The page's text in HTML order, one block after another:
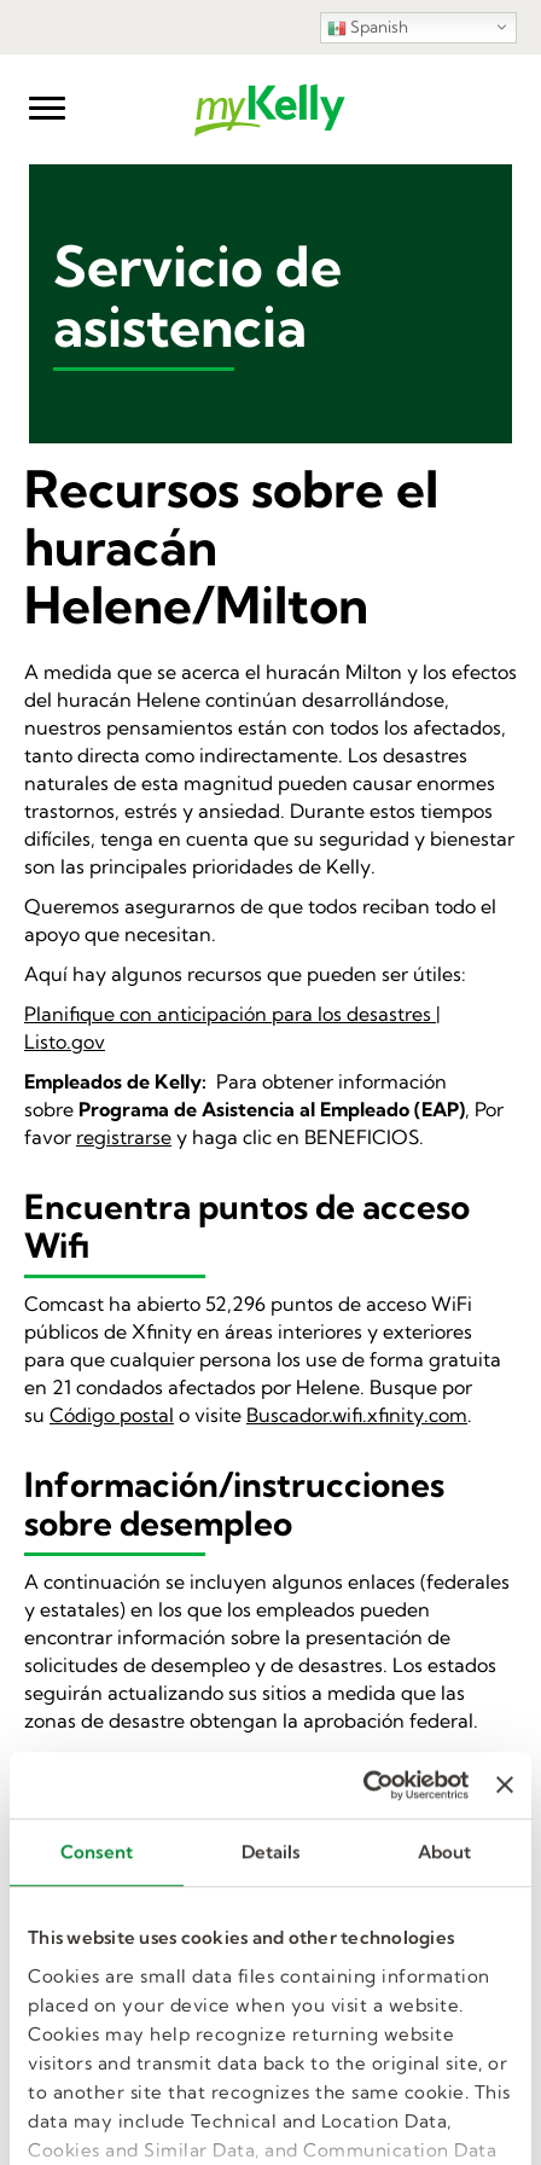
Consent Details About
This website uses cookies and other technologies
Cookies are small data files containing information
placed on your device when you visit a website.
Cookies may help recognize returning website
visitors and transmit data back to the original site, or
to another site that recognizes the same cookie. This
data may include Technical and Location Data,
Cookies and Similar Data, and Communication Data
Spanish
Servicio de
asistencia
Recursos sobre el
huracán
Helene/Milton
A medida que se acerca el huracán Milton y los efectos
del huracán Helene continúan desarrollándose,
nuestros pensamientos están con todos los afectados,
tanto directa como indirectamente. Los desastres
naturales de esta magnitud pueden causar enormes
trastornos, estrés y ansiedad. Durante estos tiempos
difíciles, tenga en cuenta que su seguridad y bienestar
son las principales prioridades de Kelly.
Queremos asegurarnos de que todos reciban todo el
apoyo que necesitan.
Aquí hay algunos recursos que pueden ser útiles:
Planifique con anticipación para los desastres |
Listo.gov
Empleados de Kelly: Para obtener información
sobre Programa de Asistencia al Empleado (EAP), Por
favor registrarse y haga clic en BENEFICIOS.
Encuentra puntos de acceso
Wifi
Comcast ha abierto 52,296 puntos de acceso WiFi
públicos de Xfinity en áreas interiores y exteriores
para que cualquier persona los use de forma gratuita
en 21 condados afectados por Helene. Busque por
su Código postal o visite Buscador.wifi.xfinity.com.
Información/instrucciones
sobre desempleo
A continuación se incluyen algunos enlaces (federales
y estatales) en los que los empleados pueden
encontrar información sobre la presentación de
solicitudes de desempleo y de desastres. Los estados
seguirán actualizando sus sitios a medida que las
zonas de desastre obtengan la aprobación federal.
Primero, los beneficios
de desempleo. El estado determinará si cumplen con
los requisitos monetarios para establecer una
desastre, pueden presentar una reclamación por
desastre una vez que el estado reciba la aprobación
para la asistencia federal por desempleo por desastre.
Enlace del Departamento de Trabajo:
https://oui.doleta.gov/unemploy/disaster.asp
confían en nosotros